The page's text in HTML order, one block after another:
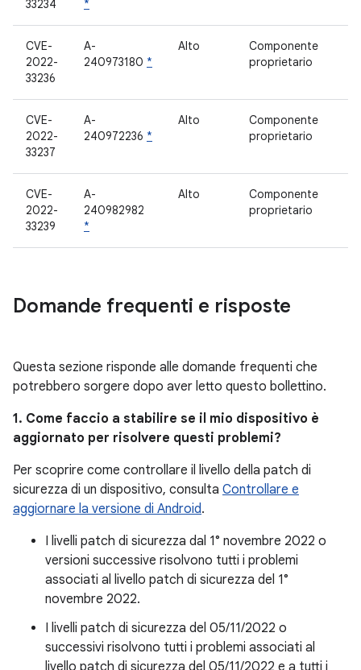
33234
*
CVE-
2022-
33236
A-
240973180 *
Alto
Componente
proprietario
CVE-
2022-
33237
A-
240972236 *
Alto
Componente
proprietario
CVE-
2022-
33239
A-
240982982
*
Alto
Componente
proprietario
Domande frequenti e risposte
Questa sezione risponde alle domande frequenti che
potrebbero sorgere dopo aver letto questo bollettino.
1. Come faccio a stabilire se il mio dispositivo è
aggiornato per risolvere questi problemi?
Per scoprire come controllare il livello della patch di
sicurezza di un dispositivo, consulta Controllare e
aggiornare la versione di Android.
I livelli patch di sicurezza dal 1° novembre 2022 o
versioni successive risolvono tutti i problemi
associati al livello patch di sicurezza del 1°
novembre 2022.
I livelli patch di sicurezza del 05/11/2022 o
successivi risolvono tutti i problemi associati al
livello patch di sicurezza del 05/11/2022 e a tutti i